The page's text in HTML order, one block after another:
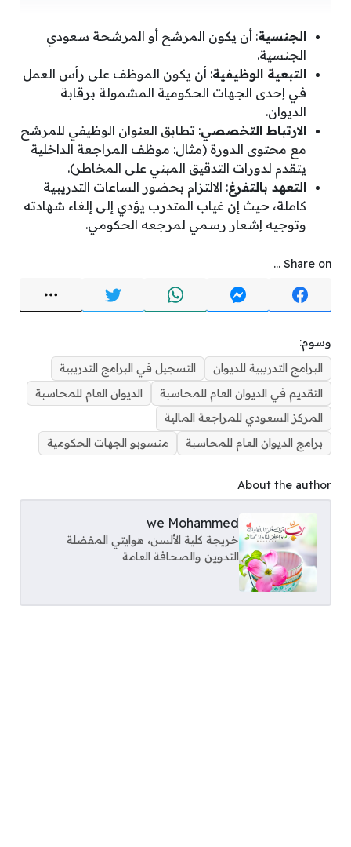
الجنسية: أن يكون المرشح أو المرشحة سعودي
الجنسية.
التبعية الوظيفية: أن يكون الموظف على رأس العمل
في إحدى الجهات الحكومية المشمولة برقابة
الديوان.
الارتباط التخصصي: تطابق العنوان الوظيفي للمرشح
مع محتوى الدورة (مثال: موظف المراجعة الداخلية
يتقدم لدورات التدقيق المبني على المخاطر).
التعهد بالتفرغ: الالتزام بحضور الساعات التدريبية
كاملة، حيث إن غياب المتدرب يؤدي إلى إلغاء شهادته
وتوجيه إشعار رسمي لمرجعه الحكومي.
Share on ...
وسوم:
البرامج التدريبية للديوان
التسجيل في البرامج التدريبية
التقديم في الديوان العام للمحاسبة
الديوان العام للمحاسبة
المركز السعودي للمراجعة المالية
برامج الديوان العام للمحاسبة
منسوبو الجهات الحكومية
About the author
we Mohammed
خريجة كلية الألسن، هوايتي المفضلة
التدوين والصحافة العامة